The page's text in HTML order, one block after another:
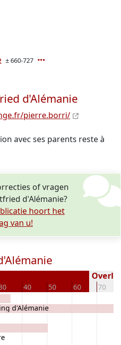
± 660-727
d'Alémanie
pierre.borri/
avec ses parents reste à
of vragen
d'Alémanie?
hoort het
van u!
40 50 60 70
d'Alémanie